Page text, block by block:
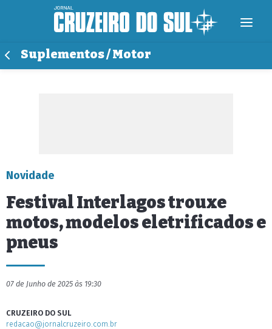
Suplementos / Motor
Novidade
Festival Interlagos trouxe
motos, modelos eletrificados e
pneus
07 de Junho de 2025 às 19:30
CRUZEIRO DO SUL
redacao@jornalcruzeiro.com.br